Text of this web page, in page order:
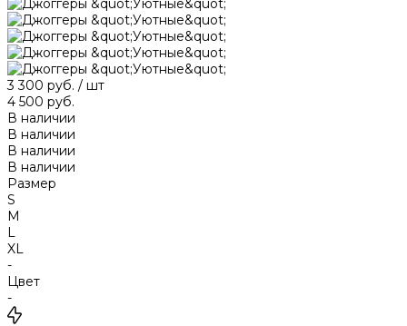
3 300 руб. / шт
4 500 руб.
В наличии
В наличии
В наличии
В наличии
Размер
S
M
L
XL
-
Цвет
-